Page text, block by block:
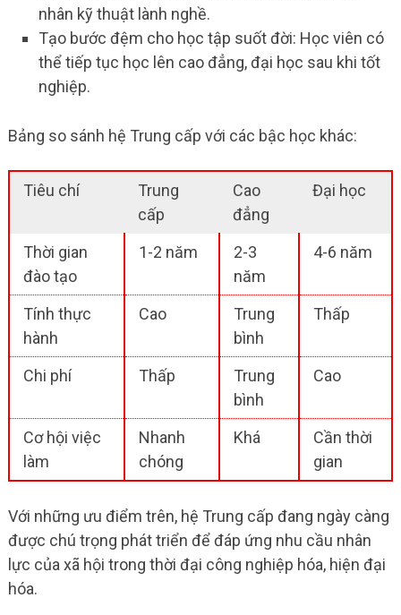
nhân kỹ thuật lành nghề.
Tạo bước đệm cho học tập suốt đời: Học viên có
thể tiếp tục học lên cao đẳng, đại học sau khi tốt
nghiệp.
Bảng so sánh hệ Trung cấp với các bậc học khác:
Tiêu chí
Trung
cấp
Cao
đẳng
Đại học
Thời gian
đào tạo
1-2 năm
2-3
năm
4-6 năm
Tính thực
hành
Cao
Trung
bình
Thấp
Chi phí Thấp
Trung
bình
Cao
Cơ hội việc
làm
Nhanh
chóng
Khá
Cần thời
gian
Với những ưu điểm trên, hệ Trung cấp đang ngày càng
được chú trọng phát triển để đáp ứng nhu cầu nhân
lực của xã hội trong thời đại công nghiệp hóa, hiện đại
hóa.